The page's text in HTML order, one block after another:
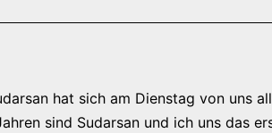
hat sich am Dienstag von uns
sind Sudarsan und ich uns das